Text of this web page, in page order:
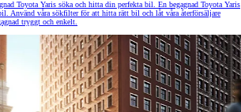
Toyota Yaris söka och hitta din perfekta bil. En begagnad Toyota Yaris
Använd våra sökfilter för att hitta rätt bil och låt våra återförsäljare
tryggt och enkelt.